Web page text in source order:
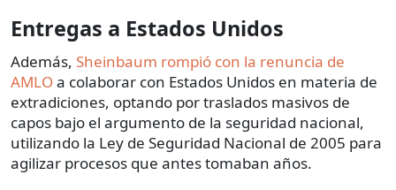
Entregas a Estados Unidos
Además, Sheinbaum rompió con la renuncia de
AMLOa colaborar con Estados Unidos en materia de
extradiciones, optando por traslados masivos de
capos bajo el argumento de la seguridad nacional,
utilizando la Ley de Seguridad Nacional de 2005 para
agilizar procesos que antes tomaban años.